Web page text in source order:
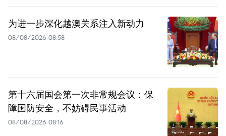
为进一步深化越澳关系注入新动力
08/08/2026 08:58
第十六届国会第一次非常规会议：保
障国防安全，不妨碍民事活动
08/08/2026 08:16